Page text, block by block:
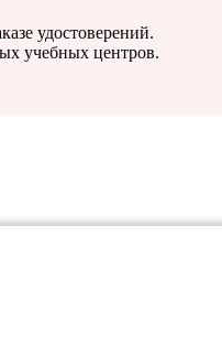
удостоверений.
учебных центров.